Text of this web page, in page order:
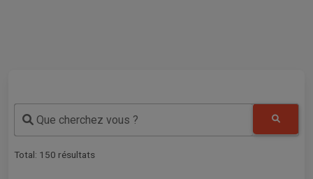
Que cherchez vous ?
Total: 150 résultats